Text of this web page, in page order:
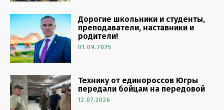
Дорогие школьники и студенты,
преподаватели, наставники и
родители!
01.09.2025
Технику от единороссов Югры
передали бойцам на передовой
12.07.2026